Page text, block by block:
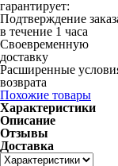
гарантирует:
Подтверждение
в течение 1 часа
Своевременную
доставку
Расширенные
возврата
Похожие товары
Характеристики
Описание
Отзывы
Доставка